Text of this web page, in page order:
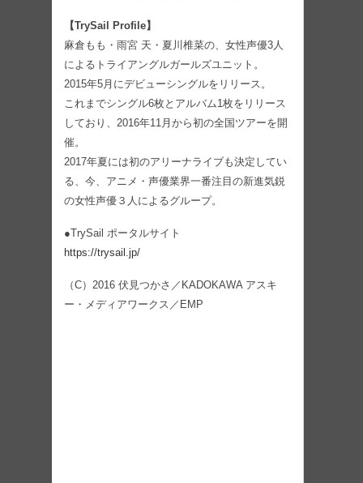
【TrySail Profile】
麻倉もも・雨宮 天・夏川椎菜の、女性声優3人
によるトライアングルガールズユニット。
2015年5月にデビューシングルをリリース。
これまでシングル6枚とアルバム1枚をリリース
しており、2016年11月から初の全国ツアーを開
催。
2017年夏には初のアリーナライブも決定してい
る、今、アニメ・声優業界一番注目の新進気鋭
の女性声優３人によるグループ。
●TrySail ポータルサイト
https://trysail.jp/
（C）2016 伏見つかさ／KADOKAWA アスキ
ー・メディアワークス／EMP